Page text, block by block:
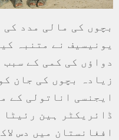
بچوں کی مالی مدد
یونیسیف نے متنبہ
دواؤں کی کمی کے سبب
زیادہ بچوں کی جان
ایجنسی اناتولی کے
ڈائریکٹر ہین رئیٹا
افغانستان میں دس